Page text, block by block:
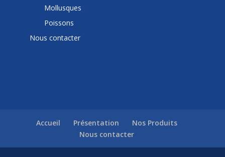
Mollusques
Poissons
Nous contacter
Accueil Présentation
Nos Produits
Nous contacter